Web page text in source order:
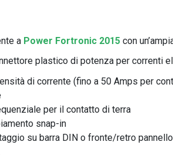
a Power Fortronic 2015 con
plastico di potenza per correnti
di corrente (fino a 50 Amps per
per il contatto di terra
snap-in
su barra DIN o fronte/retro pannello